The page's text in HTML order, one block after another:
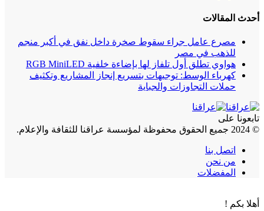
أحدث المقالات
مصرع عامل جراء سقوط صخرة داخل نفق في أكبر منجم
للذهب في مصر
هواوي تطلق أول تلفاز لها بإضاءة خلفية RGB MiniLED
كهرباء الوسط: توجيهات بتسريع إنجاز المشاريع وتكثيف
حملات التجاوزات والجباية
تابعونا على
© 2024 جميع الحقوق محفوظة لمؤسسة عراقنا للثقافة والإعلام.
اتصل بنا
من نحن
المفضلات
أهلا بكم !